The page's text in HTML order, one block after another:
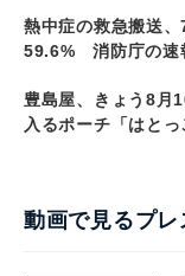
熱中症の救急搬送
59.6% 消防庁の速
豊島屋、きょう8
入るポーチ「はと
動画で見るプレ